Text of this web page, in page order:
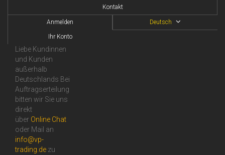
Kontakt
Deutsch
Anmelden
Ihr Konto
Liebe Kundinnen
und Kunden
außerhalb
Deutschlands Bei
Auftragserteilung
bitten wir Sie uns
direkt
über Online Сhat
oder Mail an
info@vp-
trading.de zu